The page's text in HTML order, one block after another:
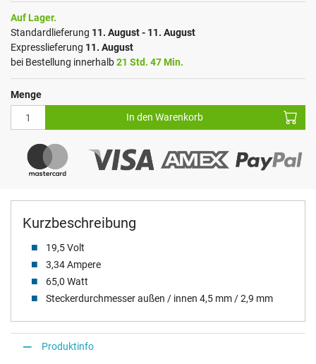
Kurzbeschreibung
19,5 Volt
3,34 Ampere
65,0 Watt
Steckerdurchmesser außen / innen 4,5 mm / 2,9 mm
Auf Lager.
Standardlieferung 11. August - 11. August
Expresslieferung 11. August
bei Bestellung innerhalb21 Std. 47 Min.
Menge
In den Warenkorb
Produktinfo